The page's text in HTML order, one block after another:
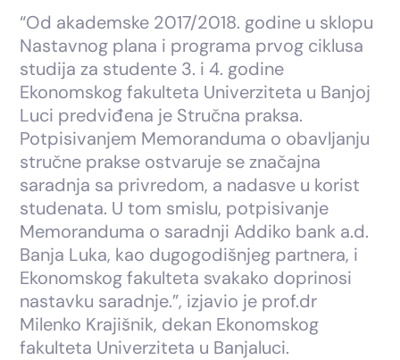
“Od akademske 2017/2018. godine u sklopu
Nastavnog plana i programa prvog ciklusa
studija za studente 3. i 4. godine
Ekonomskog fakulteta Univerziteta u Banjoj
Luci predviđena je Stručna praksa.
Potpisivanjem Memoranduma o obavljanju
stručne prakse ostvaruje se značajna
saradnja sa privredom, a nadasve u korist
studenata. U tom smislu, potpisivanje
Memoranduma o saradnji Addiko bank a.d.
Banja Luka, kao dugogodišnjeg partnera, i
Ekonomskog fakulteta svakako doprinosi
nastavku saradnje.”, izjavio je prof.dr
Milenko Krajišnik, dekan Ekonomskog
fakulteta Univerziteta u Banjaluci.